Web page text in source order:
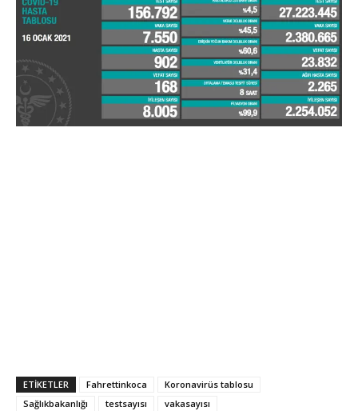
ETIKETLER Fahrettinkoca
Koronavirüs tablosu
Sağlıkbakanlığı
testsayısı vakasayısı